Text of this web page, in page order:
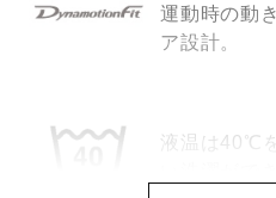
健康／エクササイズ
運動時の動
ア設計。
液温は40℃